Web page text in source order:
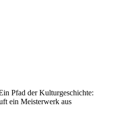
Pfad der Kulturgeschichte:
ein Meisterwerk aus